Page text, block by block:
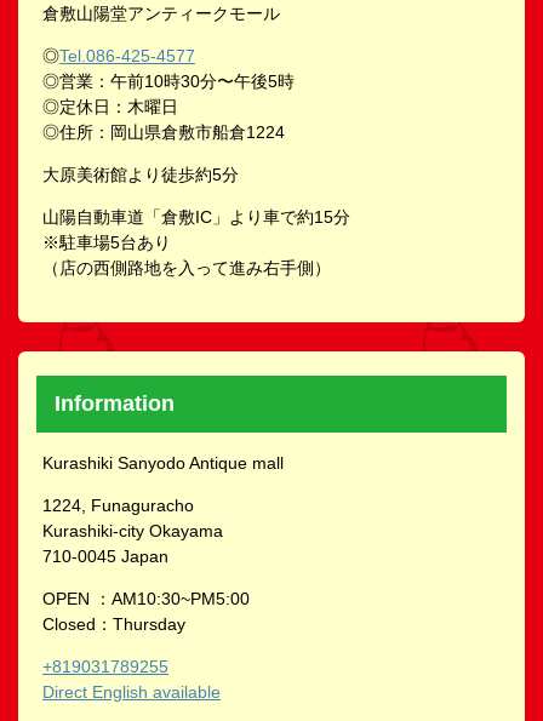
倉敷山陽堂アンティークモール
◎Tel.086-425-4577
◎営業：午前10時30分〜午後5時
◎定休日：木曜日
◎住所：岡山県倉敷市船倉1224
大原美術館より徒歩約5分
山陽自動車道「倉敷IC」より車で約15分
※駐車場5台あり
（店の西側路地を入って進み右手側）
Information
Kurashiki Sanyodo Antique mall
1224, Funaguracho
Kurashiki-city Okayama
710-0045 Japan
OPEN ：AM10:30~PM5:00
Closed：Thursday
+819031789255
Direct English available